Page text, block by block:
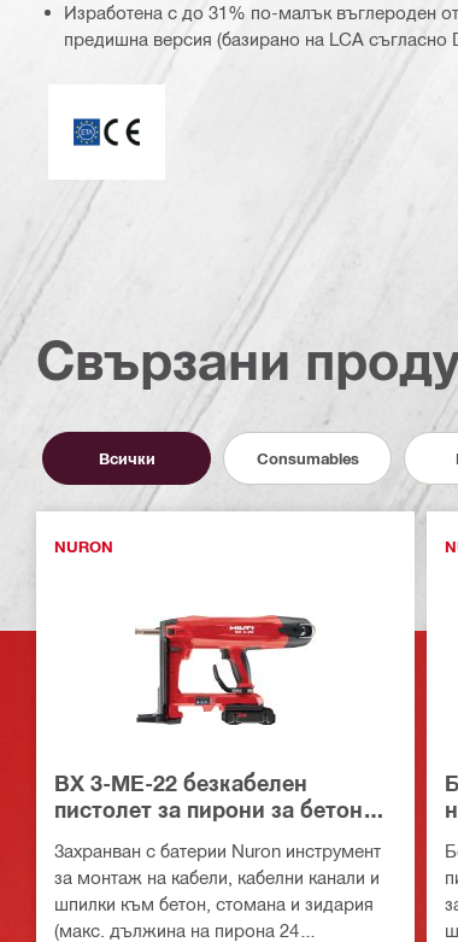
Изработена с до 31% по-малък въглероден
предишна версия (базирано на LCA съгласно
Свързани
Всички Consumables
NURON
BX 3-ME-22 безкабелен
пистолет за пирони за бетон
Захранван с батерии Nuron инструмент
за монтаж на кабели, кабелни канали и
шпилки към бетон, стомана и зидария
(макс. дължина на пирона 24